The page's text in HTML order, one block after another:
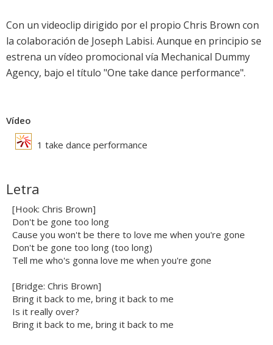
Con un videoclip dirigido por el propio Chris Brown con
la colaboración de Joseph Labisi. Aunque en principio se
estrena un vídeo promocional vía Mechanical Dummy
Agency, bajo el título "One take dance performance".
Vídeo
1 take dance performance
Letra
[Hook: Chris Brown]
Don't be gone too long
Cause you won't be there to love me when you're gone
Don't be gone too long (too long)
Tell me who's gonna love me when you're gone
[Bridge: Chris Brown]
Bring it back to me, bring it back to me
Is it really over?
Bring it back to me, bring it back to me